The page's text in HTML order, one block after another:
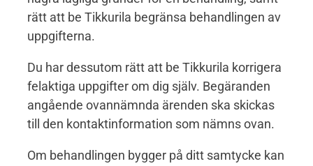
rätt att be Tikkurila begränsa behandlingen av
uppgifterna.
Du har dessutom rätt att be Tikkurila korrigera
felaktiga uppgifter om dig själv. Begäranden
angående ovannämnda ärenden ska skickas
till den kontaktinformation som nämns ovan.
Om behandlingen bygger på ditt samtycke kan